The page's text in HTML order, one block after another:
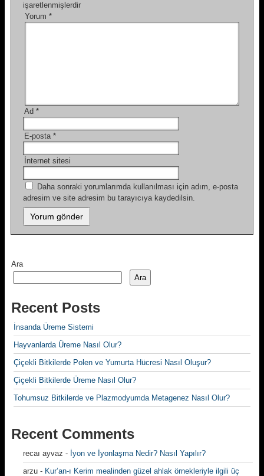
işaretlenmişlerdir
Yorum *
Ad *
E-posta *
İnternet sitesi
Daha sonraki yorumlarımda kullanılması için adım, e-posta
adresim ve site adresim bu tarayıcıya kaydedilsin.
Ara
Ara
Recent Posts
İnsanda Üreme Sistemi
Hayvanlarda Üreme Nasıl Olur?
Çiçekli Bitkilerde Polen ve Yumurta Hücresi Nasıl Oluşur?
Çiçekli Bitkilerde Üreme Nasıl Olur?
Tohumsuz Bitkilerde ve Plazmodyumda Metagenez Nasıl Olur?
Recent Comments
recaı ayvaz - İyon ve İyonlaşma Nedir? Nasıl Yapılır?
arzu - Kur’an-ı Kerim mealinden güzel ahlak örnekleriyle ilgili üç